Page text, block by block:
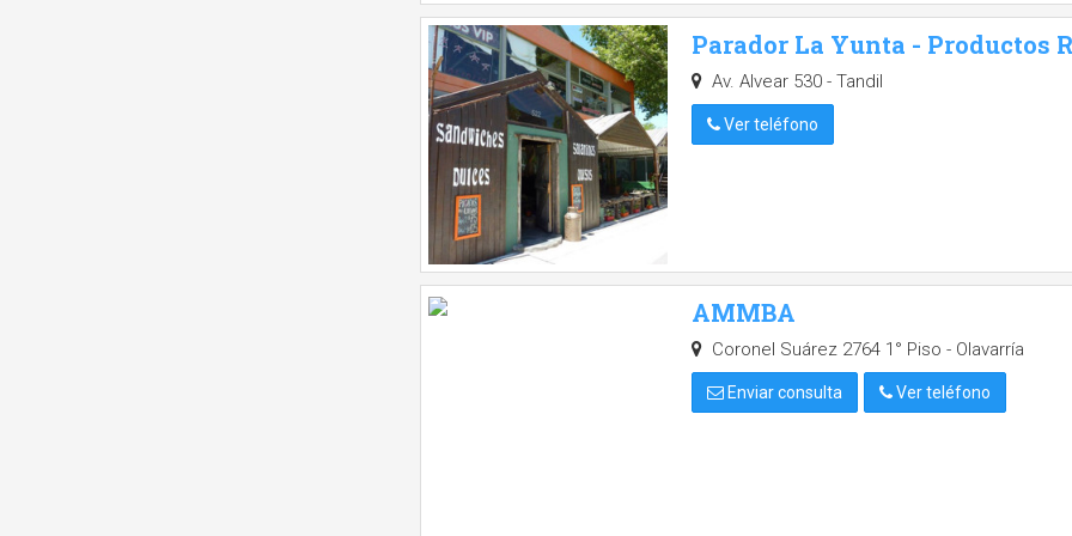
Parador La Yunta - Productos
Av. Alvear 530 - Tandil
Ver teléfono
AMMBA
Coronel Suárez 2764 1° Piso - Olavarría
Enviar consulta Ver teléfono